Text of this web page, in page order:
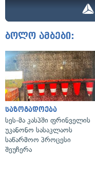
ბოლო ამბები:
საზოგადოება
სეს-მა კასპში ფრინველის
უკანონო სასაკლაოს
საწარმოო პროცესი
შეუჩერა